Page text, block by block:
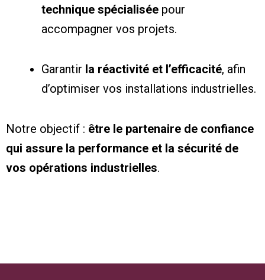
technique spécialisée pour
accompagner vos projets.
Garantir la réactivité et l’efficacité, afin
d’optimiser vos installations industrielles.
Notre objectif : être le partenaire de confiance
qui assure la performance et la sécurité de
vos opérations industrielles.